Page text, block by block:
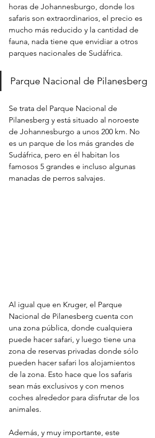
horas de Johannesburgo, donde los
safaris son extraordinarios, el precio es
mucho más reducido y la cantidad de
fauna, nada tiene que envidiar a otros
parques nacionales de Sudáfrica.
Parque Nacional de Pilanesberg
Se trata del Parque Nacional de
Pilanesberg y está situado al noroeste
de Johannesburgo a unos 200 km. No
es un parque de los más grandes de
Sudáfrica, pero en él habitan los
famosos 5 grandes e incluso algunas
manadas de perros salvajes.
Al igual que en Kruger, el Parque
Nacional de Pilanesberg cuenta con
una zona pública, donde cualquiera
puede hacer safari, y luego tiene una
zona de reservas privadas donde sólo
pueden hacer safari los alojamientos
de la zona. Esto hace que los safaris
sean más exclusivos y con menos
coches alrededor para disfrutar de los
animales.
Además, y muy importante, este